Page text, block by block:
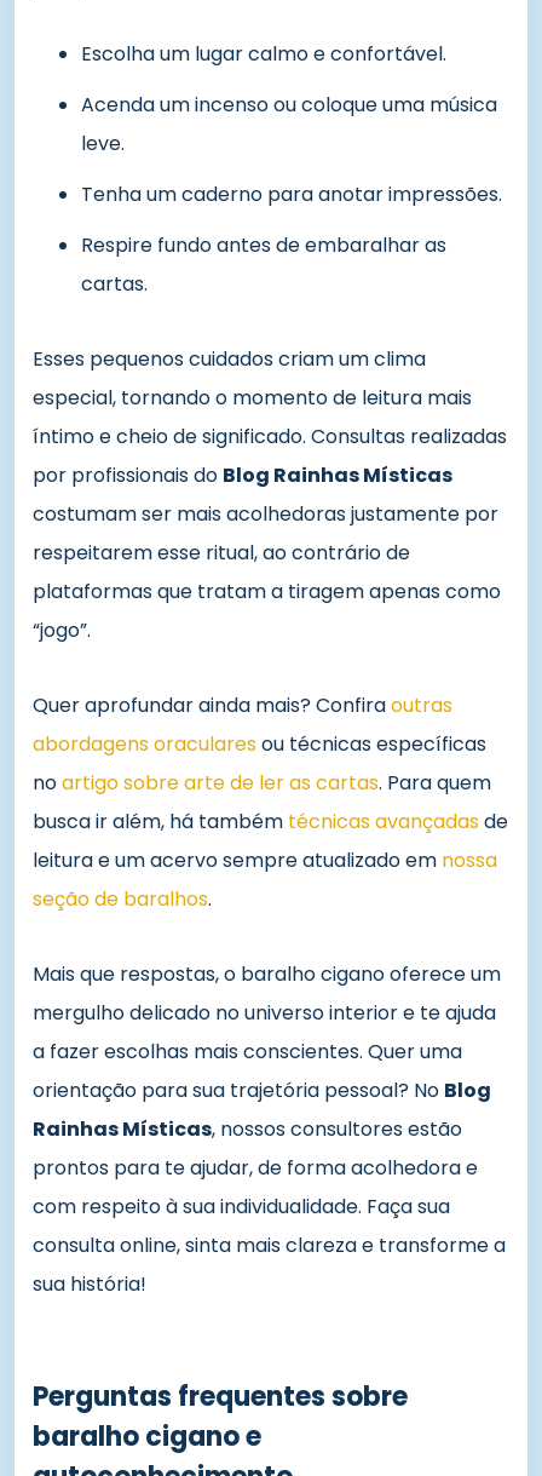
Escolha um lugar calmo e confortável.
Acenda um incenso ou coloque uma música
leve.
Tenha um caderno para anotar impressões.
Respire fundo antes de embaralhar as
cartas.
Esses pequenos cuidados criam um clima
especial, tornando o momento de leitura mais
íntimo e cheio de significado. Consultas realizadas
por profissionais do Blog Rainhas Místicas
costumam ser mais acolhedoras justamente por
respeitarem esse ritual, ao contrário de
plataformas que tratam a tiragem apenas como
“jogo”.
Quer aprofundar ainda mais? Confiraoutras
abordagens oracularesou técnicas específicas
noartigo sobre arte de ler as cartas. Para quem
busca ir além, há também técnicas avançadasde
leitura e um acervo sempre atualizado em nossa
seção de baralhos.
Mais que respostas, o baralho cigano oferece um
mergulho delicado no universo interior e te ajuda
a fazer escolhas mais conscientes. Quer uma
orientação para sua trajetória pessoal? No Blog
Rainhas Místicas, nossos consultores estão
prontos para te ajudar, de forma acolhedora e
com respeito à sua individualidade. Faça sua
consulta online, sinta mais clareza e transforme a
sua história!
Perguntas frequentes sobre
baralho cigano e